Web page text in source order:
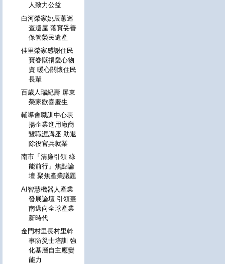
人致力公益
白河榮家姚辰蕙巡
查遺屋 落實妥善
保管榮民遺產
佳里榮家感謝住民
寶眷慨捐愛心物
資 暖心關懷住民
長輩
百歲人瑞紀壽 屏東
榮家歡喜慶生
輔導會職訓中心表
揚企業進用廠商
暨職涯講座 助退
除役官兵就業
南市「清廉引領 綠
能前行」焦點論
壇 聚焦產業議題
AI智慧機器人產業
發展論壇 引領臺
南邁向全球產業
新時代
金門村里長村里幹
事防災士培訓 強
化基層自主應變
能力